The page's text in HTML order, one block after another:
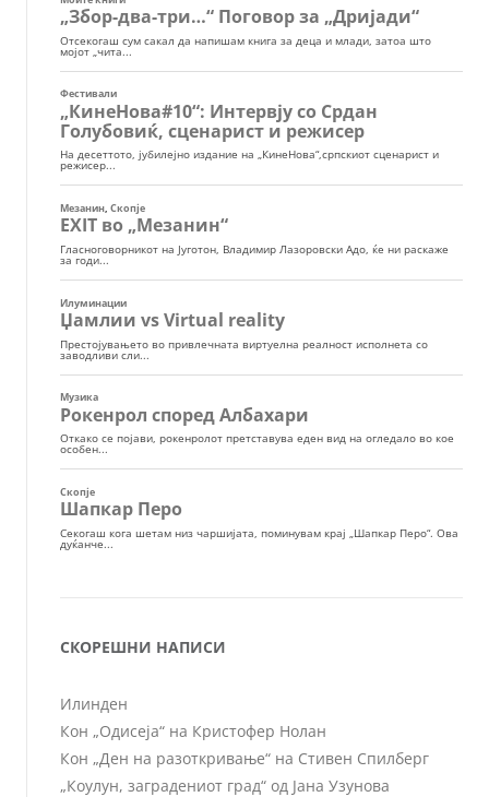
СКОРЕШНИ НАПИСИ
Илинден
Кон „Одисеја“ на Кристофер Нолан
Кон „Ден на разоткривање“ на Стивен Спилберг
„Коулун, заградениот град“ од Јана Узунова